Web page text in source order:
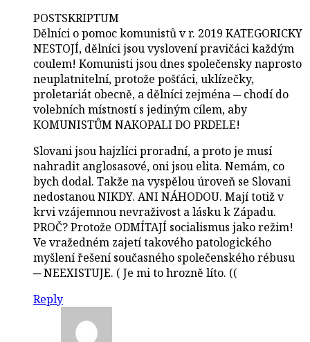
POSTSKRIPTUM
Dělníci o pomoc komunistů v r. 2019 KATEGORICKY
NESTOJÍ, dělníci jsou vyslovení pravičáci každým
coulem! Komunisti jsou dnes společensky naprosto
neuplatnitelní, protože pošťáci, uklízečky,
proletariát obecně, a dělníci zejména ─ chodí do
volebních místností s jediným cílem, aby
KOMUNISTŮM NAKOPALI DO PRDELE!
Slovani jsou hajzlíci proradní, a proto je musí
nahradit anglosasové, oni jsou elita. Nemám, co
bych dodal. Takže na vyspělou úroveň se Slovani
nedostanou NIKDY. ANI NÁHODOU. Mají totiž v
krvi vzájemnou nevraživost a lásku k Západu.
PROČ? Protože ODMÍTAJÍ socialismus jako režim!
Ve vražedném zajetí takového patologického
myšlení řešení současného společenského rébusu
─ NEEXISTUJE. ( Je mi to hrozně líto. ((
Reply